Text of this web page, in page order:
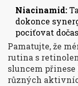
Niacinamid:
dokonce
pociťovat
Pamatujte, že
rutina s
sluncem
různých